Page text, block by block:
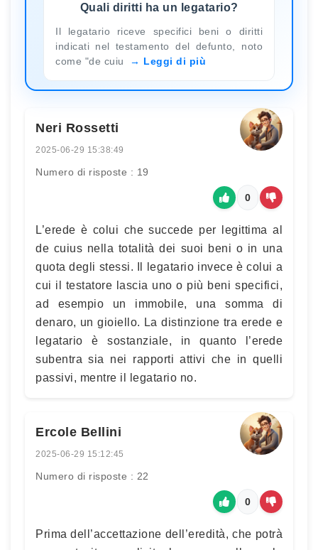
Quali diritti ha un legatario?
Il legatario riceve specifici beni o diritti
indicati nel testamento del defunto, noto
come "de cuiu
Leggi di più
Neri Rossetti
2025-06-29 15:38:49
Numero di risposte : 19
0
L’erede è colui che succede per legittima al
de cuius nella totalità dei suoi beni o in una
quota degli stessi. Il legatario invece è colui a
cui il testatore lascia uno o più beni specifici,
ad esempio un immobile, una somma di
denaro, un gioiello. La distinzione tra erede e
legatario è sostanziale, in quanto l’erede
subentra sia nei rapporti attivi che in quelli
passivi, mentre il legatario no.
Ercole Bellini
2025-06-29 15:12:45
Numero di risposte : 22
0
Prima dell’accettazione dell’eredità, che potrà